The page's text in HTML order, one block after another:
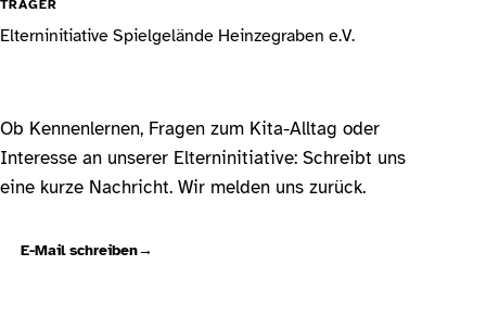
TRÄGER
Elterninitiative Spielgelände Heinzegraben e.V.
Ob Kennenlernen, Fragen zum Kita-Alltag oder
Interesse an unserer Elterninitiative: Schreibt uns
eine kurze Nachricht. Wir melden uns zurück.
E-Mail schreiben→